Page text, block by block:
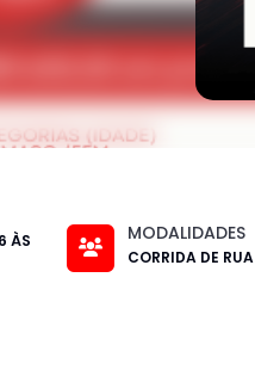
ÀS
MODALIDADES
CORRIDA DE RUA